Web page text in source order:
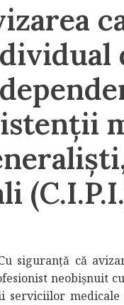
siguranță că
neobișnuit